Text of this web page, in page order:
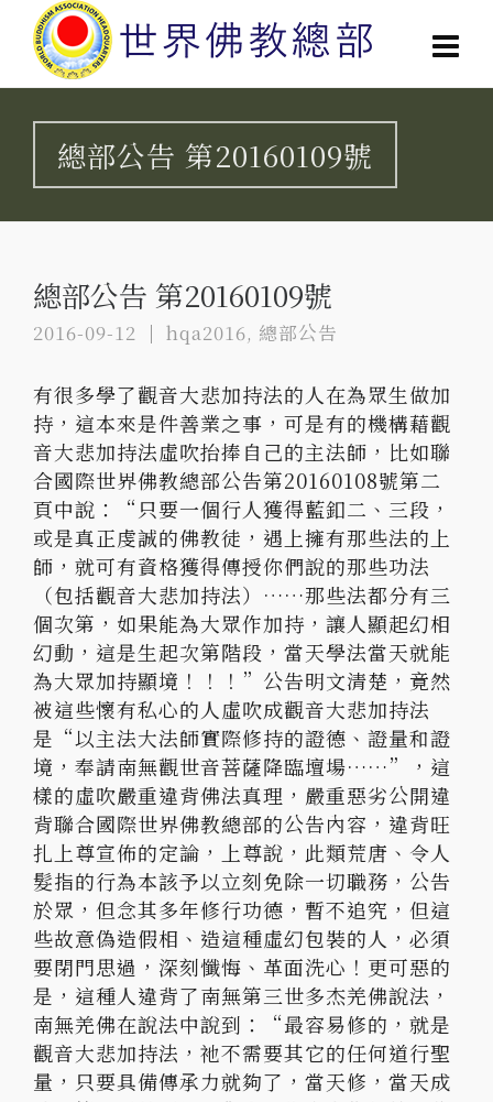
總部公告 第20160109號
總部公告 第20160109號
2016-09-12 hqa2016, 總部公告
有很多學了觀音大悲加持法的人在為眾生做加
持，這本來是件善業之事，可是有的機構藉觀
音大悲加持法虛吹抬捧自己的主法師，比如聯
合國際世界佛教總部公告第20160108號第二
頁中說：“只要一個行人獲得藍釦二、三段，
或是真正虔誠的佛教徒，遇上擁有那些法的上
師，就可有資格獲得傳授你們說的那些功法
（包括觀音大悲加持法）……那些法都分有三
個次第，如果能為大眾作加持，讓人顯起幻相
幻動，這是生起次第階段，當天學法當天就能
為大眾加持顯境！！！”公告明文清楚，竟然
被這些懷有私心的人虛吹成觀音大悲加持法
是“以主法大法師實際修持的證德、證量和證
境，奉請南無觀世音菩薩降臨壇場……”，這
樣的虛吹嚴重違背佛法真理，嚴重惡劣公開違
背聯合國際世界佛教總部的公告內容，違背旺
扎上尊宣佈的定論，上尊說，此類荒唐、令人
髮指的行為本該予以立刻免除一切職務，公告
於眾，但念其多年修行功德，暫不追究，但這
些故意偽造假相、造這種虛幻包裝的人，必須
要閉門思過，深刻懺悔、革面洗心！更可惡的
是，這種人違背了南無第三世多杰羌佛說法，
南無羌佛在說法中說到：“最容易修的，就是
觀音大悲加持法，祂不需要其它的任何道行聖
量，只要具備傳承力就夠了，當天修，當天成